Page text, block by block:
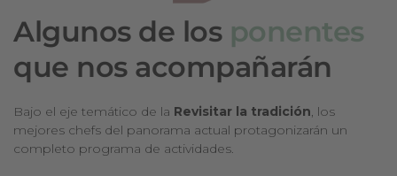
Algunos de los ponentes
que nos acompañarán
Bajo el eje temático de la Revisitar la tradición, los
mejores chefs del panorama actual protagonizarán un
completo programa de actividades.